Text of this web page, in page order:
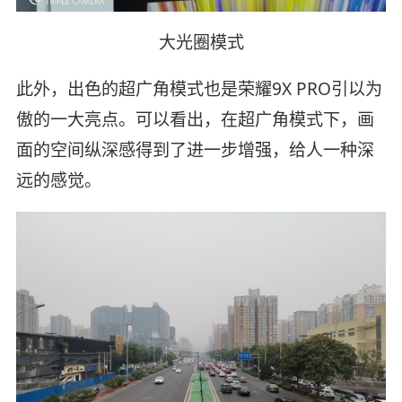
大光圈模式
此外，出色的超广角模式也是荣耀9X PRO引以为
傲的一大亮点。可以看出，在超广角模式下，画
面的空间纵深感得到了进一步增强，给人一种深
远的感觉。